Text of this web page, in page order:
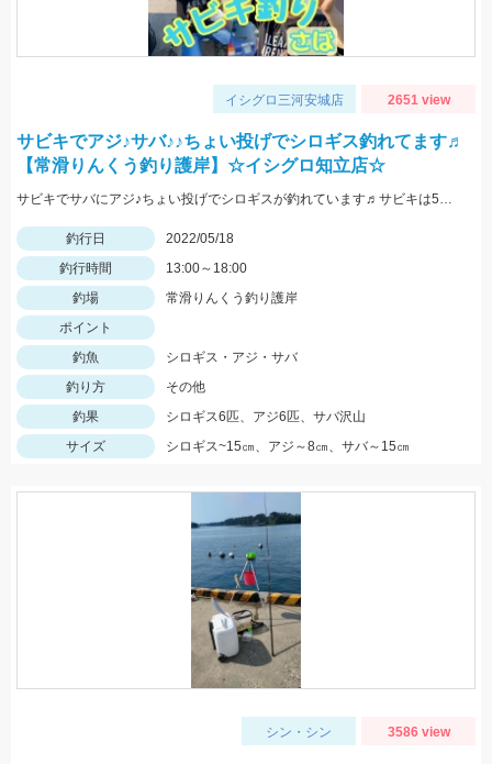
イシグロ三河安城店 2651 view
サビキでアジ♪サバ♪♪ちょい投げでシロギス釣れてます♬
【常滑りんくう釣り護岸】☆イシグロ知立店☆
サビキでサバにアジ♪ちょい投げでシロギスが釣れています♬サビキは5号前後の針がオススメです☆
釣行日
2022/05/18
釣行時間
13:00～18:00
釣場
常滑りんくう釣り護岸
ポイント
釣魚
シロギス・アジ・サバ
釣り方
その他
釣果
シロギス6匹、アジ6匹、サバ沢山
サイズ
シロギス~15㎝、アジ～8㎝、サバ～15㎝
シン・シン 3586 view